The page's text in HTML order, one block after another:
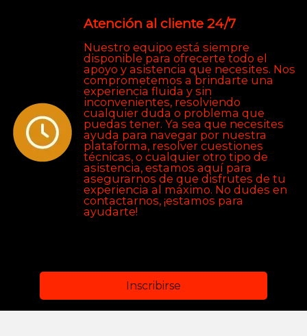
Atención al cliente 24/7
Nuestro equipo está siempre
disponible para ofrecerte todo el
apoyo y asistencia que necesites. Nos
comprometemos a brindarte una
experiencia fluida y sin
inconvenientes, resolviendo
cualquier duda o problema que
puedas tener. Ya sea que necesites
ayuda para navegar por nuestra
plataforma, resolver cuestiones
técnicas, o cualquier otro tipo de
asistencia, estamos aquí para
asegurarnos de que disfrutes de tu
experiencia al máximo. No dudes en
contactarnos, ¡estamos para
ayudarte!
Inscribirse